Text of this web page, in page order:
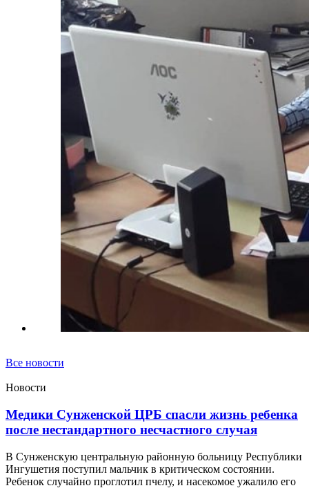
Все новости
Новости
Медики Сунженской ЦРБ спасли жизнь ребенка
после нестандартного несчастного случая
В Сунженскую центральную районную больницу Республики
Ингушетия поступил мальчик в критическом состоянии.
Ребенок случайно проглотил пчелу, и насекомое ужалило его